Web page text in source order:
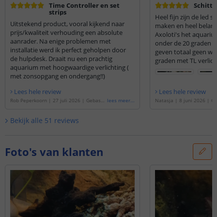
Time Controller en set
strips
Uitstekend product, vooral kijkend naar
prijs/kwaliteit verhouding een absolute
aanrader. Na enige problemen met
installatie werd ik perfect geholpen door
de hulpdesk. Draait nu een prachtig
aquarium met hoogwaardige verlichting (
met zonsopgang en ondergang!!)
Lees hele review
Rob Peperkoorn | 27 juli 2026 | Gebasee lees meer...
Heel fijn zijn de led
maken en heel
Axoloti's het
onder de 20 graden
geven totaal geen
graden met TL
Lees hele review
Natasja | 8 juni 2026 |
Bekijk alle 51 reviews
Foto's van klanten